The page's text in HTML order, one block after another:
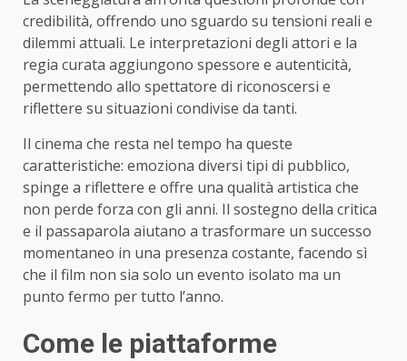
credibilità, offrendo uno sguardo su tensioni reali e
dilemmi attuali. Le interpretazioni degli attori e la
regia curata aggiungono spessore e autenticità,
permettendo allo spettatore di riconoscersi e
riflettere su situazioni condivise da tanti.
Il cinema che resta nel tempo ha queste
caratteristiche: emoziona diversi tipi di pubblico,
spinge a riflettere e offre una qualità artistica che
non perde forza con gli anni. Il sostegno della critica
e il passaparola aiutano a trasformare un successo
momentaneo in una presenza costante, facendo sì
che il film non sia solo un evento isolato ma un
punto fermo per tutto l’anno.
Come le piattaforme